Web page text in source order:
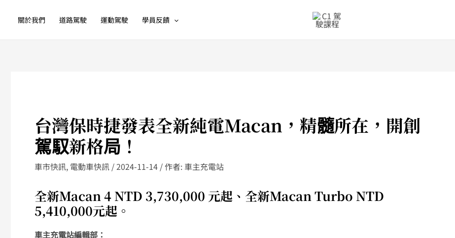
關於我們 道路駕駛 運動駕駛 學員反饋
台灣保時捷發表全新純電Macan，精髓所在，開創
駕馭新格局！
車市快訊, 電動車快訊 /2024-11-14 / 作者:車主充電站
全新Macan 4 NTD 3,730,000 元起、全新Macan Turbo NTD
5,410,000元起。
車主充電站編輯部：